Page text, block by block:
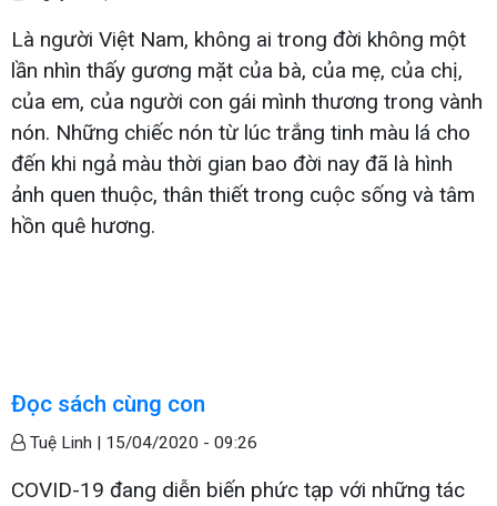
Là người Việt Nam, không ai trong đời không một
lần nhìn thấy gương mặt của bà, của mẹ, của chị,
của em, của người con gái mình thương trong vành
nón. Những chiếc nón từ lúc trắng tinh màu lá cho
đến khi ngả màu thời gian bao đời nay đã là hình
ảnh quen thuộc, thân thiết trong cuộc sống và tâm
hồn quê hương.
Đọc sách cùng con
Tuệ Linh | 15/04/2020 - 09:26
COVID-19 đang diễn biến phức tạp với những tác